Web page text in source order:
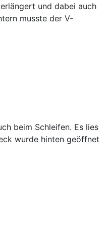
und dabei auch
musste der V-
beim Schleifen. Es lies
wurde hinten geöffnet